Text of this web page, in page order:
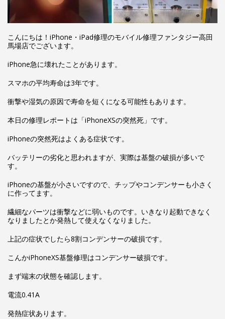
こんにちは！iPhone・iPad修理のモバイル修理ファンタジー高田
馬場店でございます。
iPhone急に壊れたことがあります。
スマホの平均寿命は3年です。
衝撃や湿気の原因で寿命を短くになる可能性もあります。
本日の修理レポートは「iPhoneXSの突然死」です。
iPhoneの突然死はよくある症状です。
バッテリーの劣化と思われますが、実際は基盤の破損が多いで
す。
iPhoneの基盤が小さいですので、チップやコンデンサーも小さく
に作ってます。
繊細なパーツは衝撃などに弱いものです。いきなり起動できなく
なりましたとか発熱して使えなくなりました。
上記の症状でしたら8割コンデンサーの破損です。
こんかiPhoneXS基盤修理はコンデンサー破損です。
まず端末の状態を確認します。
電流0.41A
発熱症状あります。